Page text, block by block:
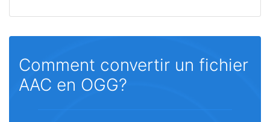
Comment convertir un fichier
AAC en OGG?